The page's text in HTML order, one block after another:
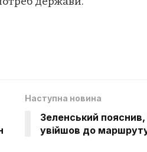
Наступна новина
Зеленський пояснив,
увійшов до